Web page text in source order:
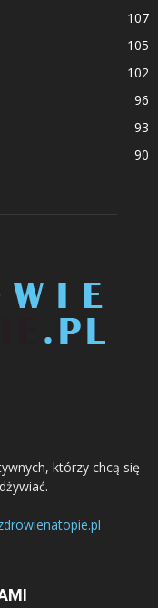
107
105
102
96
93
90
którzy chcą się